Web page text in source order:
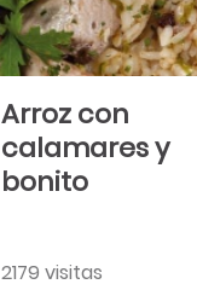
Arroz con
calamares y
bonito
2179 visitas